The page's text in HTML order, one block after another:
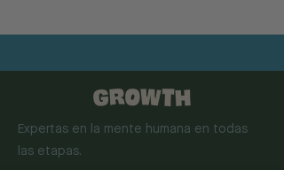
Expertas en la mente humana en todas
las etapas.